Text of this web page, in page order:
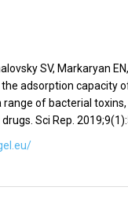
SV, Markaryan
adsorption capacity
range of bacterial toxins,
Sci Rep.